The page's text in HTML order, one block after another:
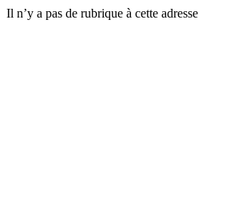
Il n’y a pas de rubrique à cette adresse